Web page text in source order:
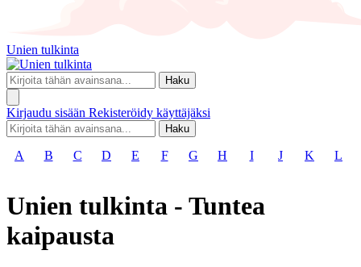
Unien tulkinta
Haku
Kirjaudu sisään Rekisteröidy käyttäjäksi
Haku
A B C D E F G H I J K L
Unien tulkinta - Tuntea
kaipausta